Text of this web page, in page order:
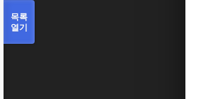
목록
열기